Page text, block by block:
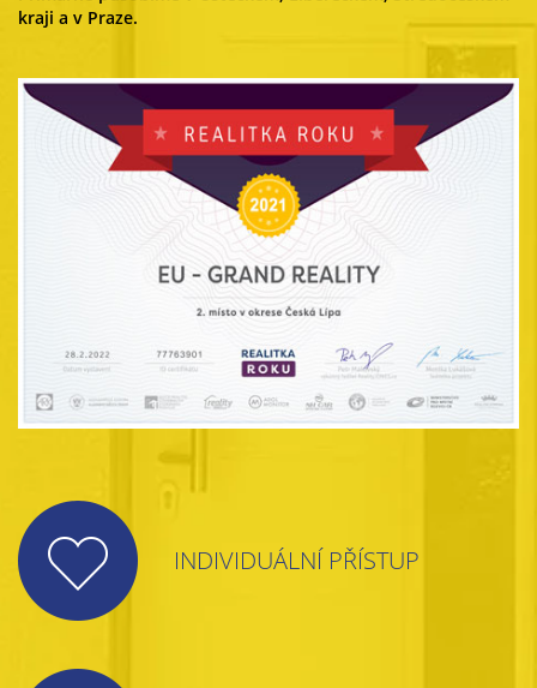
kraji a v Praze.
INDIVIDUÁLNÍ PŘÍSTUP